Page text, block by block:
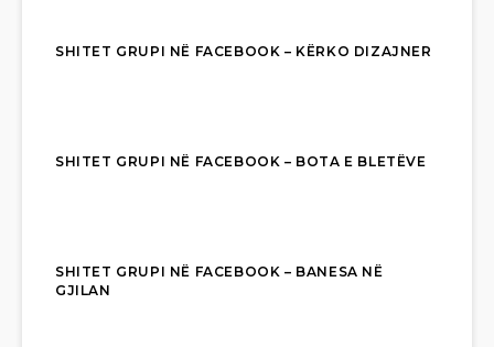
SHITET GRUPI NË FACEBOOK – KËRKO DIZAJNER
SHITET GRUPI NË FACEBOOK – BOTA E BLETËVE
SHITET GRUPI NË FACEBOOK – BANESA NË
GJILAN